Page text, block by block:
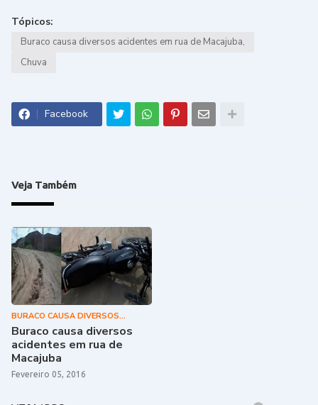
Tópicos:
Buraco causa diversos acidentes em rua de Macajuba
Chuva
Facebook
Veja Também
BURACO CAUSA DIVERSOS
ACIDENTES EM RUA DE MACAJUBA
Buraco causa diversos
acidentes em rua de
Macajuba
Fevereiro 05, 2016